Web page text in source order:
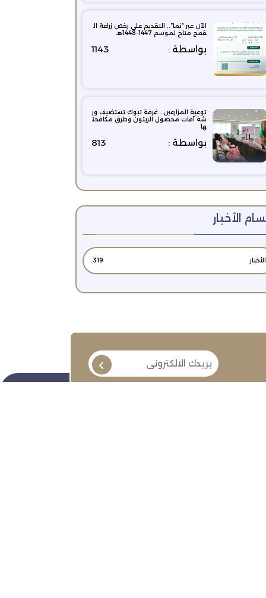
الآن عبر “نما”.. التقديم على رخص زراعة ال
قمح متاح لموسم 1447-1448هـ
بواسطة : 1143
توعية المزارعين… غرفة تبوك تستضيف ور
شة آفات محصول الزيتون وطرق مكافحت
ها
بواسطة : 813
الأخبار
الأخبار 319